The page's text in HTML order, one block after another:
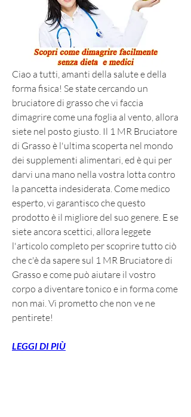
Ciao a tutti, amanti della salute e della
forma fisica! Se state cercando un
bruciatore di grasso che vi faccia
dimagrire come una foglia al vento, allora
siete nel posto giusto. Il 1 MR Bruciatore
di Grasso è l'ultima scoperta nel mondo
dei supplementi alimentari, ed è qui per
darvi una mano nella vostra lotta contro
la pancetta indesiderata. Come medico
esperto, vi garantisco che questo
prodotto è il migliore del suo genere. E se
siete ancora scettici, allora leggete
l'articolo completo per scoprire tutto ciò
che c'è da sapere sul 1 MR Bruciatore di
Grasso e come può aiutare il vostro
corpo a diventare tonico e in forma come
non mai. Vi prometto che non ve ne
pentirete!
LEGGI DI PIÙ